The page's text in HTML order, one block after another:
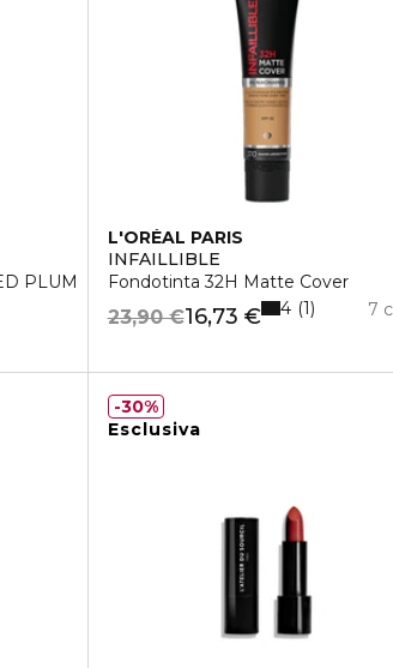
PLUM
L'ORÉAL PARIS
INFAILLIBLE
Fondotinta 32H Matte Cover
16,73 €
23,90 € 7
4 1
Esclusiva
30%